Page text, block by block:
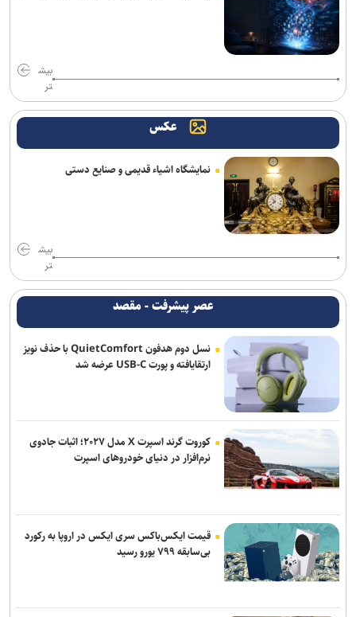
بیش
تر
عکس
نمایشگاه اشیاء قدیمی و صنایع دستی
بیش
تر
عصر پیشرفت - مقصد
نسل دوم هدفون QuietComfort با حذف نویز
ارتقایافته و پورت USB-C عرضه شد
کوروت گرند اسپرت X مدل ۲۰۲۷؛ اثبات جادوی
نرم‌افزار در دنیای خودروهای اسپرت
قیمت ایکس‌باکس سری ایکس در اروپا به رکورد
بی‌سابقه ۷۹۹ یورو رسید